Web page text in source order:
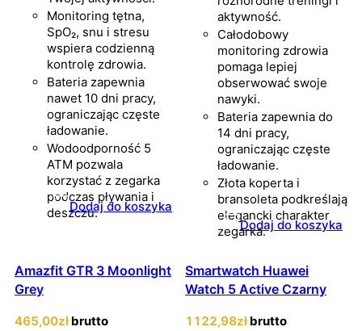
Monitoring tętna,
SpO₂, snu i stresu
wspiera codzienną
kontrolę zdrowia.
Bateria zapewnia
nawet 10 dni pracy,
ograniczając częste
ładowanie.
Wodoodporność 5
ATM pozwala
korzystać z zegarka
podczas pływania i
deszczu.
Dodaj do koszyka
aktywność.
Całodobowy
monitoring zdrowia
pomaga lepiej
obserwować swoje
nawyki.
Bateria zapewnia do
14 dni pracy,
ograniczając częste
ładowanie.
Złota koperta i
bransoleta podkreślają
elegancki charakter
zegarka.
Dodaj do koszyka
Amazfit GTR 3 Moonlight
Grey
465,00zł brutto
Smartwatch Huawei
Watch 5 Active Czarny
1122,98zł brutto